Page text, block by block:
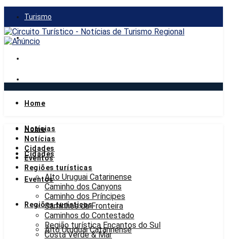
Turismo
Gastronomia
segunda-feira, 10 de agosto de 2026
Home
Notícias
Cidades
Eventos
Regiões turísticas
Alto Uruguai Catarinense
Home
Notícias
Cidades
Eventos
Regiões turísticas
Alto Uruguai Catarinense
Caminho dos Canyons
Caminho dos Príncipes
Caminhos da Fronteira
Caminhos do Contestado
Região turística Encantos do Sul
Costa Verde & Mar